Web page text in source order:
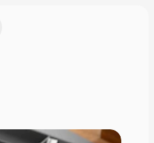
por imagem